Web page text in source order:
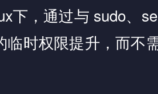
下，通过与 sudo、
临时权限提升，而不